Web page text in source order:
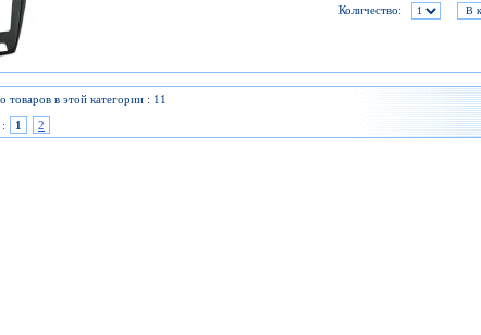
Количество:
товаров в этой категории : 11
1 2